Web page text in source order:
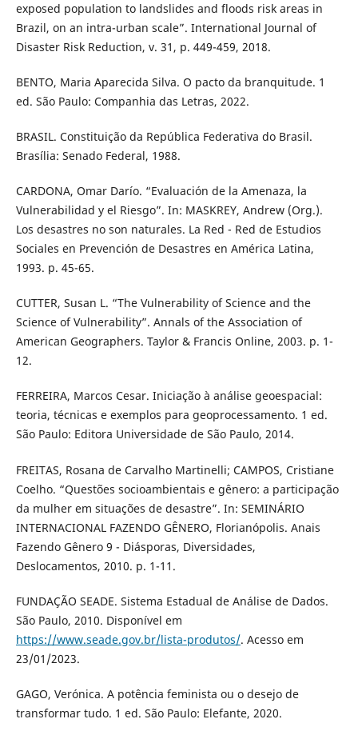
exposed population to landslides and floods risk areas in
Brazil, on an intra-urban scale”. International Journal of
Disaster Risk Reduction, v. 31, p. 449-459, 2018.
BENTO, Maria Aparecida Silva. O pacto da branquitude. 1
ed. São Paulo: Companhia das Letras, 2022.
BRASIL. Constituição da República Federativa do Brasil.
Brasília: Senado Federal, 1988.
CARDONA, Omar Darío. “Evaluación de la Amenaza, la
Vulnerabilidad y el Riesgo”. In: MASKREY, Andrew (Org.).
Los desastres no son naturales. La Red - Red de Estudios
Sociales en Prevención de Desastres en América Latina,
1993. p. 45-65.
CUTTER, Susan L. “The Vulnerability of Science and the
Science of Vulnerability”. Annals of the Association of
American Geographers. Taylor & Francis Online, 2003. p. 1-
12.
FERREIRA, Marcos Cesar. Iniciação à análise geoespacial:
teoria, técnicas e exemplos para geoprocessamento. 1 ed.
São Paulo: Editora Universidade de São Paulo, 2014.
FREITAS, Rosana de Carvalho Martinelli; CAMPOS, Cristiane
Coelho. “Questões socioambientais e gênero: a participação
da mulher em situações de desastre”. In: SEMINÁRIO
INTERNACIONAL FAZENDO GÊNERO, Florianópolis. Anais
Fazendo Gênero 9 - Diásporas, Diversidades,
Deslocamentos, 2010. p. 1-11.
FUNDAÇÃO SEADE. Sistema Estadual de Análise de Dados.
São Paulo, 2010. Disponível em
https://www.seade.gov.br/lista-produtos/. Acesso em
23/01/2023.
GAGO, Verónica. A potência feminista ou o desejo de
transformar tudo. 1 ed. São Paulo: Elefante, 2020.